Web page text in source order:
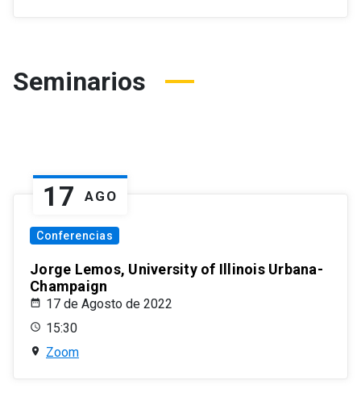
Seminarios
17 AGO
Conferencias
Jorge Lemos, University of Illinois Urbana-
Champaign
17 de Agosto de 2022
15:30
Zoom